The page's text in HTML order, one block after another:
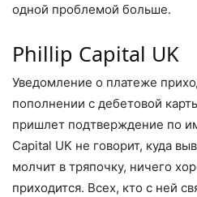
одной проблемой больше.
Phillip Capital UK
Уведомление о платеже
пополнении с дебетовой
пришлет подтверждение по
Capital UK не говорит, куда
молчит в тряпочку, ничего
приходится. Всех, кто с ней